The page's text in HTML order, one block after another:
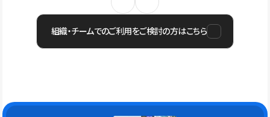
組織・チームでのご利用をご検討の方はこちら